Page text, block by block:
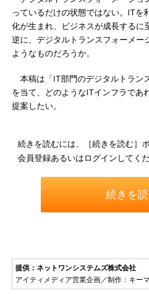
っているだけの状態ではない。ITを
化が生まれ、ビジネスが成長するに
逆に、デジタルトランスフォーメー
ようなものだろうか。
本稿は「IT部門のデジタルトラン
を当て、どのようなITインフラであ
提案したい。
続きを読むには、［続きを読む］
会員登録あるいはログインしてくだ
続きを
提供：ネットワンシステムズ株式会社
アイティメディア営業企画／制作：キー